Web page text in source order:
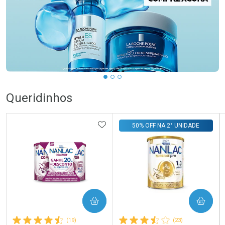
Queridinhos
(19)
ADICIONAR AOS FAVORITOS
COMPRAR
(23)
50% OFF NA 2° UNIDADE
COMPRAR